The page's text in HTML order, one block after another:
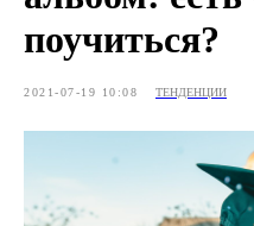
поучиться?
2021-07-19 10:08 ТЕНДЕНЦИИ